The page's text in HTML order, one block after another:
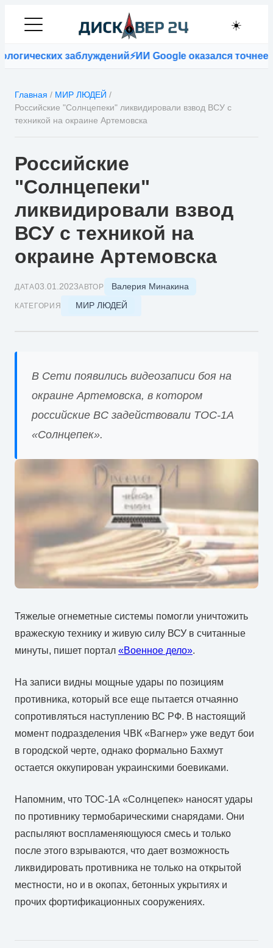
☀️
заблуждений⚡ИИ Google оказался точнее
Главная / МИР ЛЮДЕЙ /
Российские "Солнцепеки" ликвидировали взвод ВСУ с
техникой на окраине Артемовска
Российские
"Солнцепеки"
ликвидировали взвод
ВСУ с техникой на
окраине Артемовска
ДАТА03.01.2023АВТОР Валерия Минакина
КАТЕГОРИЯ МИР ЛЮДЕЙ
В Сети появились видеозаписи боя на
окраине Артемовска, в котором
российские ВС задействовали ТОС-1А
«Солнцепек».
Тяжелые огнеметные системы помогли уничтожить
вражескую технику и живую силу ВСУ в считанные
минуты, пишет портал «Военное дело».
На записи видны мощные удары по позициям
противника, который все еще пытается отчаянно
сопротивляться наступлению ВС РФ. В настоящий
момент подразделения ЧВК «Вагнер» уже ведут бои
в городской черте, однако формально Бахмут
остается оккупирован украинскими боевиками.
Напомним, что ТОС-1А «Солнцепек» наносят удары
по противнику термобарическими снарядами. Они
распыляют воспламеняющуюся смесь и только
после этого взрываются, что дает возможность
ликвидировать противника не только на открытой
местности, но и в окопах, бетонных укрытиях и
прочих фортификационных сооружениях.